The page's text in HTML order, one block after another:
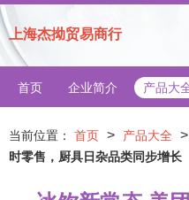
上海杰拗贸易商行
首页 企业简介 产品大
当前位置： 首页 > 产品大全 >
时零售，厨具日杂品类同步增长